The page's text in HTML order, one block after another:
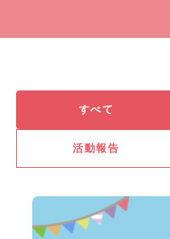
すべて
活動報告